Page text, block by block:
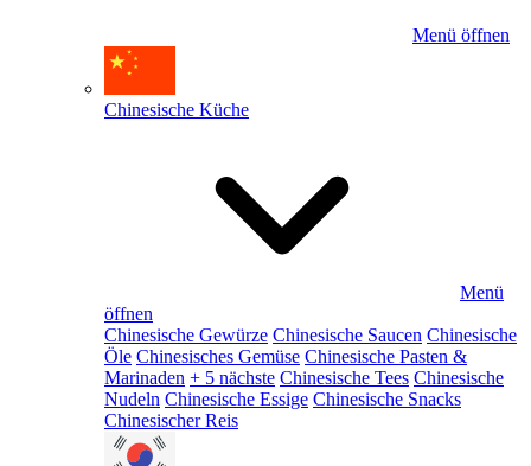
Menü öffnen
Chinesische Küche
Menü
öffnen
Chinesische Gewürze Chinesische Saucen Chinesische
Öle Chinesisches Gemüse Chinesische Pasten &
Marinaden + 5 nächste Chinesische Tees Chinesische
Nudeln Chinesische Essige Chinesische Snacks
Chinesischer Reis